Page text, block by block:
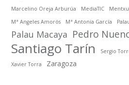
Marcelino Oreja Arburúa
MediaTIC
Mª Angeles Amorós
Mª Antonia García
Palau Macaya Pedro
Santiago Tarín Sergio
Xavier Torra
Zaragoza